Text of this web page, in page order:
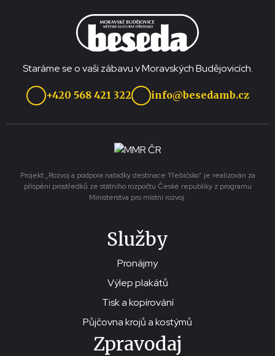
Staráme se o vaši zábavu v Moravských Budějovicích.
+420 568 421 322 info@besedamb.cz
Projekt „Rozvoj a podpora nabídky destinace Třebíčsko“ je realizován za
přispění prostředků ze státního rozpočtu České republiky z programu
Ministerstva pro místní rozvoj.
Služby
Pronájmy
Výlep plakátů
Tisk a kopírování
Půjčovna krojů a kostýmů
Zpravodaj